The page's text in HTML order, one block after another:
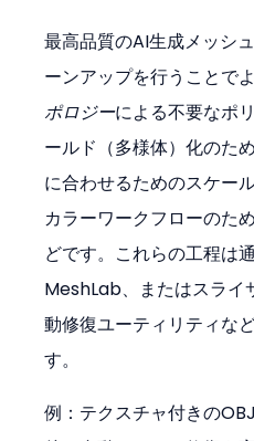
最高品質のAI生成メッシ
ーンアップを行うことで
ポロジーによる不要なポ
ールド（多様体）化のた
に合わせるためのスケー
カラーワークフローのた
どです。これらの工程は
MeshLab、またはスライ
動修復ユーティリティな
す。
例：テクスチャ付きの